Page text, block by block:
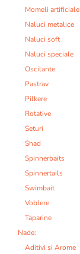
Momeli artificiale
Naluci metalice
Naluci soft
Naluci speciale
Oscilante
Pastrav
Pilkere
Rotative
Seturi
Shad
Spinnerbaits
Spinnertails
Swimbait
Voblere
Taparine
Nade:
Aditivi si Arome